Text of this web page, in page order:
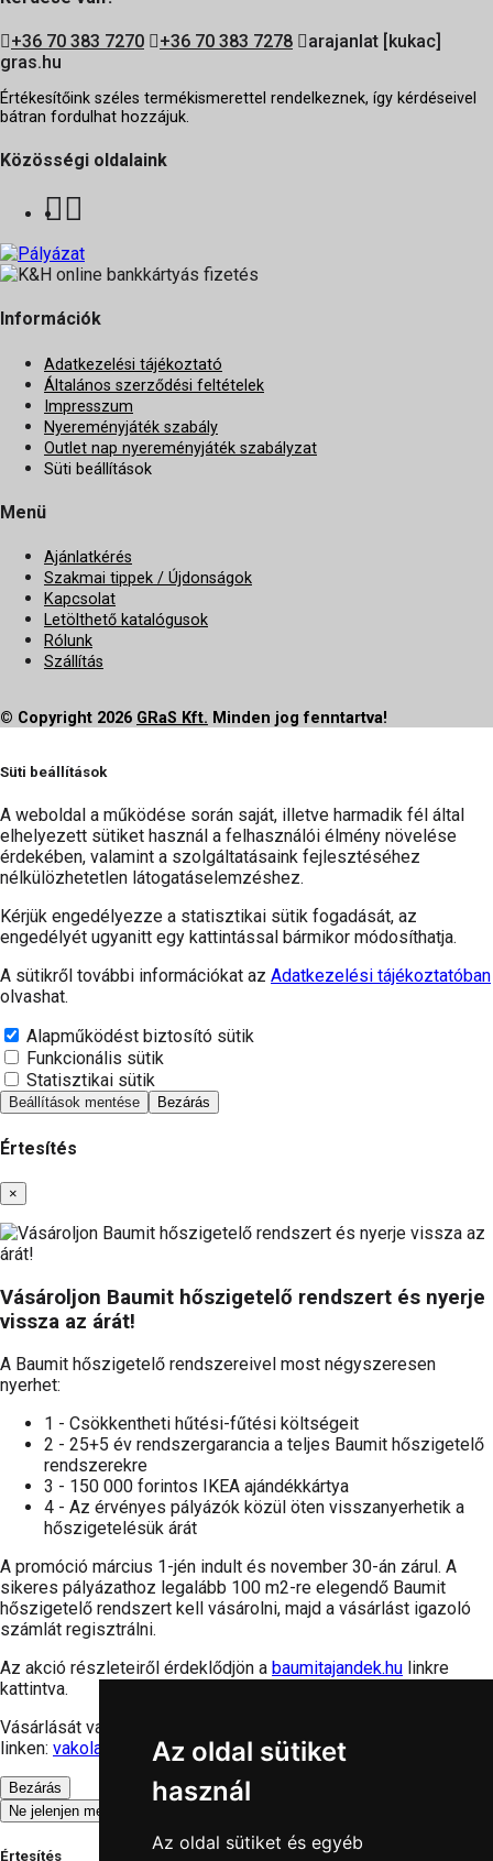
Az oldal sütiket
használ
Az oldal sütiket és egyéb
+36 70 383 7270 +36 70 383 7278
arajanlat [kukac]
gras.hu
Értékesítőink széles termékismerettel rendelkeznek, így kérdéseivel
bátran fordulhat hozzájuk.
Közösségi oldalaink
Információk
Adatkezelési tájékoztató
Általános szerződési feltételek
Impresszum
Nyereményjáték szabály
Outlet nap nyereményjáték szabályzat
Süti beállítások
Menü
Ajánlatkérés
Szakmai tippek / Újdonságok
Kapcsolat
Letölthető katalógusok
Rólunk
Szállítás
© Copyright 2026 GRaS Kft. Minden jog fenntartva!
Süti beállítások
A weboldal a működése során saját, illetve harmadik fél által
elhelyezett sütiket használ a felhasználói élmény növelése
érdekében, valamint a szolgáltatásaink fejlesztéséhez
nélkülözhetetlen látogatáselemzéshez.
Kérjük engedélyezze a statisztikai sütik fogadását, az
engedélyét ugyanitt egy kattintással bármikor módosíthatja.
A sütikről további információkat az Adatkezelési tájékoztatóban
olvashat.
Alapműködést biztosító sütik
Funkcionális sütik
Statisztikai sütik
Beállítások mentése Bezárás
Értesítés
×
Vásároljon Baumit hőszigetelő rendszert és nyerje
vissza az árát!
A Baumit hőszigetelő rendszereivel most négyszeresen
nyerhet:
1 - Csökkentheti hűtési-fűtési költségeit
2 - 25+5 év rendszergarancia a teljes Baumit hőszigetelő
rendszerekre
3 - 150 000 forintos IKEA ajándékkártya
4 - Az érvényes pályázók közül öten visszanyerhetik a
hőszigetelésük árát
A promóció március 1-jén indult és november 30-án zárul. A
sikeres pályázathoz legalább 100 m2-re elegendő Baumit
hőszigetelő rendszert kell vásárolni, majd a vásárlást igazoló
számlát regisztrálni.
Az akció részleteiről érdeklődjön a baumitajandek.hu linkre
kattintva.
Vásárlását vagy ajánlat kérését megteheti oldalunkon az alábbi
linken: vakolat-arak.hu
Bezárás
Ne jelenjen meg többet
Értesítés